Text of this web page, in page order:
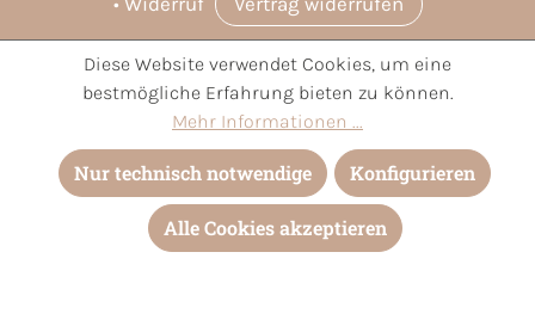
* Alle Preise inkl. gesetzl. Mehrwertsteuer zzgl.Versandkosten
und ggf. Nachnahmegebühren, wenn nicht anders angegeben.
Diese Website verwendet Cookies, um eine
bestmögliche Erfahrung bieten zu können.
Mehr Informationen ...
Nur technisch notwendige Konfigurieren
Alle Cookies akzeptieren